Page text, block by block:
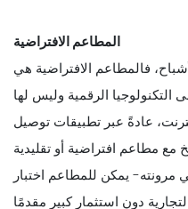
المطاعم الافتراضية
فالمطاعم الافتراضية هي
الرقمية وليس لها
عادةً عبر تطبيقات توصيل
مطاعم افتراضية أو تقليدية
يمكن للمطاعم اختبار